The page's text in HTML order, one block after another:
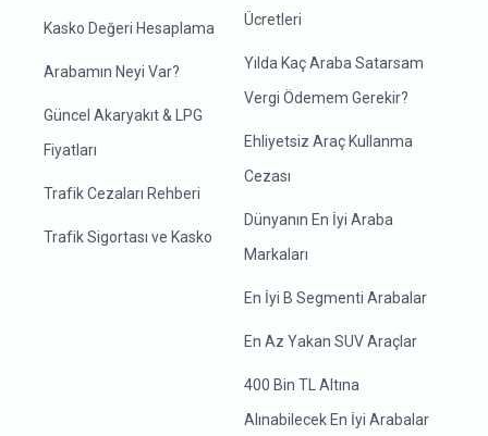
Kasko Değeri Hesaplama
Arabamın Neyi Var?
Güncel Akaryakıt & LPG
Fiyatları
Trafik Cezaları Rehberi
Trafik Sigortası ve Kasko
Ücretleri
Yılda Kaç Araba Satarsam
Vergi Ödemem Gerekir?
Ehliyetsiz Araç Kullanma
Cezası
Dünyanın En İyi Araba
Markaları
En İyi B Segmenti Arabalar
En Az Yakan SUV Araçlar
400 Bin TL Altına
Alınabilecek En İyi Arabalar